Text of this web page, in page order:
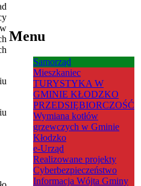
Menu
Samorząd
Mieszkaniec
TURYSTYKA W
GMINIE KŁODZKO
PRZEDSIĘBIORCZOŚĆ
Wymiana kotłów
grzewczych w Gminie
Kłodzko
e-Urząd
Realizowane projekty
Cyberbezpieczeństwo
Informacja Wójta Gminy